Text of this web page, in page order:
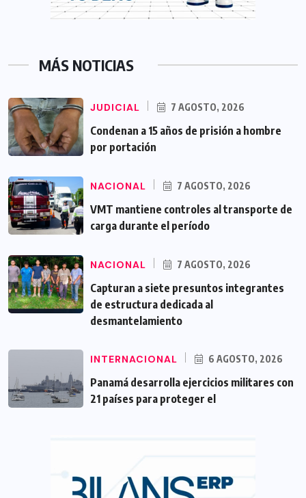
MÁS NOTICIAS
JUDICIAL 7 AGOSTO, 2026
Condenan a 15 años de prisión a hombre
por portación
NACIONAL 7 AGOSTO, 2026
VMT mantiene controles al transporte de
carga durante el período
NACIONAL 7 AGOSTO, 2026
Capturan a siete presuntos integrantes
de estructura dedicada al
desmantelamiento
INTERNACIONAL 6 AGOSTO, 2026
Panamá desarrolla ejercicios militares con
21 países para proteger el